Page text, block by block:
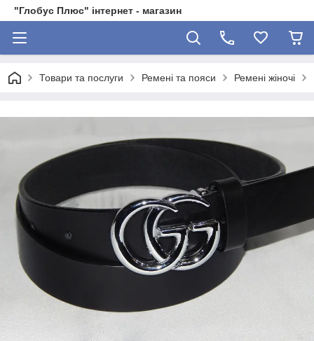
"Глобус Плюс" інтернет - магазин
Товари та послуги Ремені та пояси Ремені жіночі